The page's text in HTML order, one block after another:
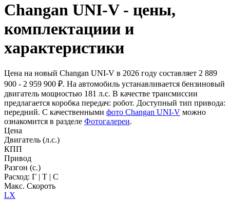
Changan UNI-V - цены,
комплектациии и
характеристики
Цена на новый Changan UNI-V в 2026 году составляет 2 889
900 - 2 959 900 ₽. На автомобиль устанавливается бензиновый
двигатель мощностью 181 л.c. В качестве трансмиссии
предлагается коробка передач: робот. Доступный тип привода:
передний. С качественными фото Changan UNI-V можно
ознакомится в разделе Фотогалереи.
Цена
Двигатель (л.с.)
КПП
Привод
Разгон (с.)
Расход: Г | Т | С
Макс. Скороть
LX